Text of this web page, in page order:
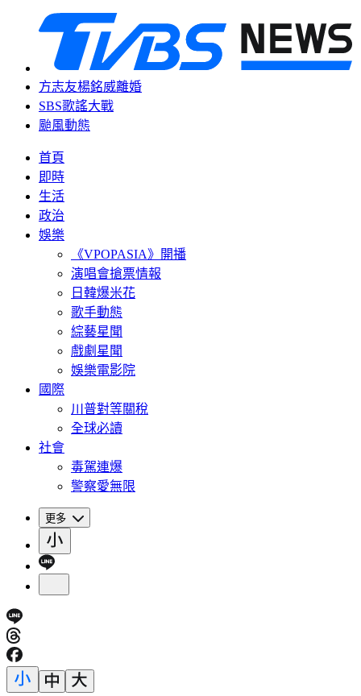
方志友楊銘威離婚
SBS歌謠大戰
颱風動態
首頁
即時
生活
政治
娛樂
《VPOPASIA》開播
演唱會搶票情報
日韓爆米花
歌手動態
綜藝星聞
戲劇星聞
娛樂電影院
國際
川普對等關稅
全球必讀
社會
毒駕連爆
警察愛無限
更多